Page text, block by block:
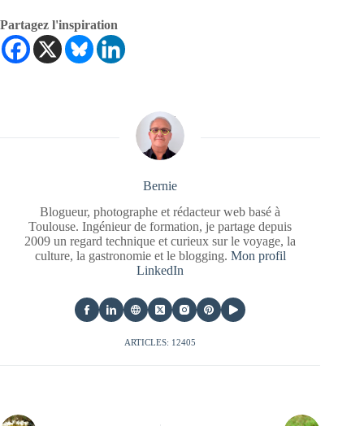
Partagez l'inspiration
Bernie
Blogueur, photographe et rédacteur web basé à
Toulouse. Ingénieur de formation, je partage depuis
2009 un regard technique et curieux sur le voyage, la
culture, la gastronomie et le blogging. Mon profil
LinkedIn
ARTICLES: 12405